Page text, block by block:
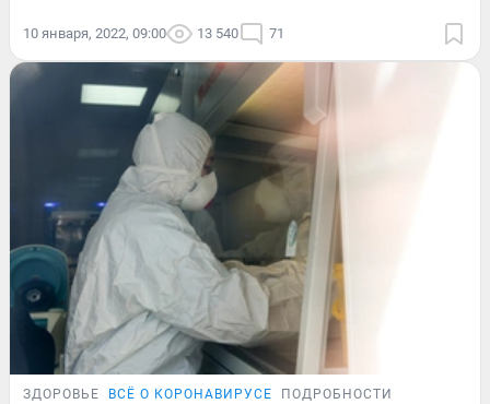
10 января, 2022, 09:00 13 540 71
ЗДОРОВЬЕ ВСЁ О КОРОНАВИРУСЕ ПОДРОБНОСТИ